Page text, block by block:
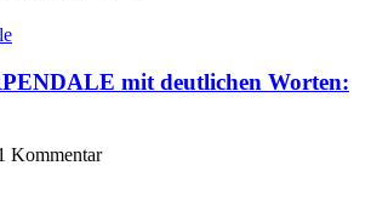
mit deutlichen Worten:
Kommentar